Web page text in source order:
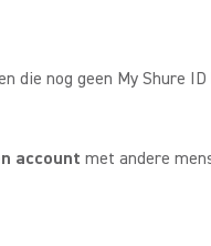
die nog geen My Shure ID
account met andere